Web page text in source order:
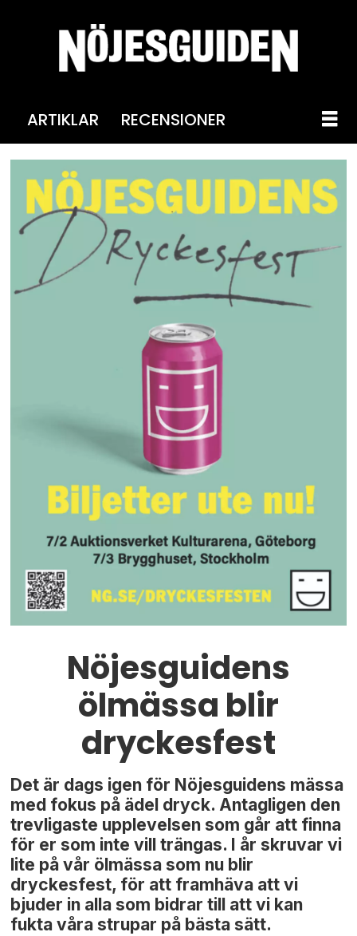
ARTIKLAR RECENSIONER
Nöjesguidens
ölmässa blir
dryckesfest
Det är dags igen för Nöjesguidens mässa
med fokus på ädel dryck. Antagligen den
trevligaste upplevelsen som går att finna
för er som inte vill trängas. I år skruvar vi
lite på vår ölmässa som nu blir
dryckesfest, för att framhäva att vi
bjuder in alla som bidrar till att vi kan
fukta våra strupar på bästa sätt.